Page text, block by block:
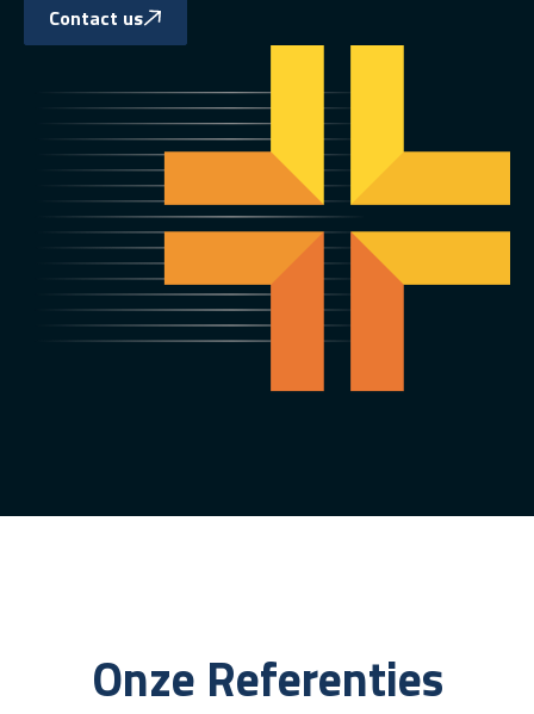
Contact us
Onze Referenties